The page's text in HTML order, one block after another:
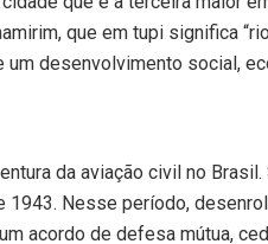
que em tupi significa
desenvolvimento social,
da aviação civil no
Nesse período,
acordo de defesa mútua,